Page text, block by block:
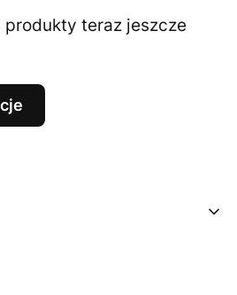
produkty teraz jeszcze